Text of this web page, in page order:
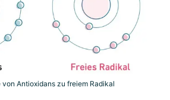
Antioxidans zu freiem Radikal